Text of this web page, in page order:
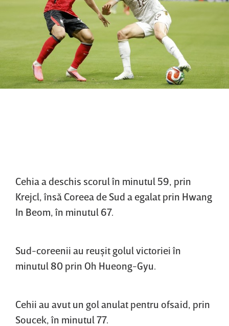
Cehia a deschis scorul în minutul 59, prin
Krejcl, însă Coreea de Sud a egalat prin Hwang
In Beom, în minutul 67.
Sud-coreenii au reuşit golul victoriei în
minutul 80 prin Oh Hueong-Gyu.
Cehii au avut un gol anulat pentru ofsaid, prin
Soucek, în minutul 77.